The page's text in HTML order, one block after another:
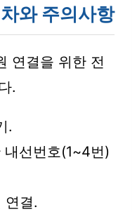
와 주의사항
연결을 위한 전
.
.
선번호(1~4번)
연결.